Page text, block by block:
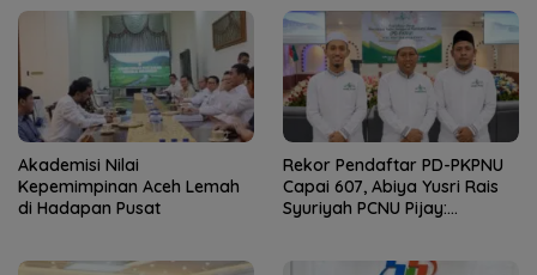
Akademisi Nilai
Kepemimpinan Aceh Lemah
di Hadapan Pusat
Rekor Pendaftar PD-PKPNU
Capai 607, Abiya Yusri Rais
Syuriyah PCNU Pijay: